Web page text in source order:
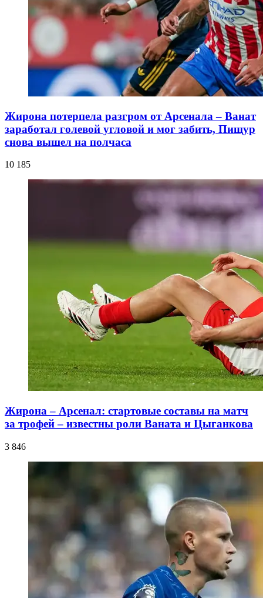
Жирона потерпела разгром от Арсенала – Ванат
заработал голевой угловой и мог забить, Пищур
снова вышел на полчаса
10 185
Жирона – Арсенал: стартовые составы на матч
за трофей – известны роли Ваната и Цыганкова
3 846